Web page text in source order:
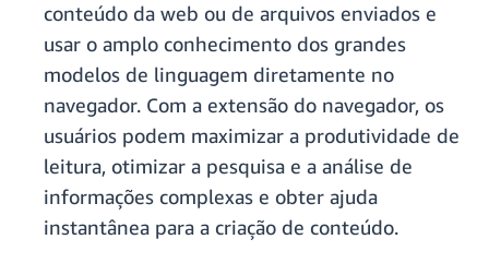
conteúdo da web ou de arquivos enviados e
usar o amplo conhecimento dos grandes
modelos de linguagem diretamente no
navegador. Com a extensão do navegador, os
usuários podem maximizar a produtividade de
leitura, otimizar a pesquisa e a análise de
informações complexas e obter ajuda
instantânea para a criação de conteúdo.